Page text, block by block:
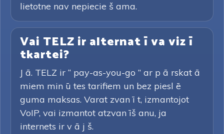
lietotne nav nepiecie š ama.
Vai TELZ ir alternat ī va viz ī
tkartei?
J ā. TELZ ir “ pay-as-you-go ” ar p ā rskat ā
miem min ū tes tarifiem un bez piesl ē
guma maksas. Varat zvan ī t, izmantojot
VoIP, vai izmantot atzvan īš anu, ja
internets ir v ā j š.